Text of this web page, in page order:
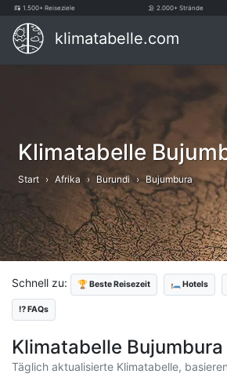
1.500+ Reiseziele 2.000+ Strände
klimatabelle.com
Klimatabelle
Start Afrika Burundi Bujumbura
Schnell zu: 🏆 Beste Reisezeit 🛏️ Hotels
⁉️ FAQs
Klimatabelle
Täglich aktualisierte Klimatabelle,